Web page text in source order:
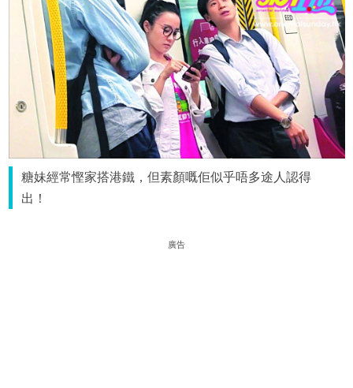
糖妹經常慳家搭港鐵，但素顏嘅佢似乎唔多途人認得
出！
廣告